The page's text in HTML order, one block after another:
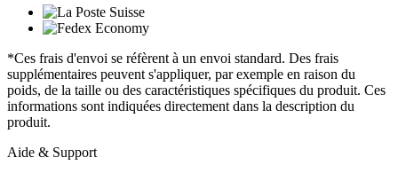
*Ces frais d'envoi se réfèrent à un envoi standard. Des frais
supplémentaires peuvent s'appliquer, par exemple en raison du
poids, de la taille ou des caractéristiques spécifiques du produit. Ces
informations sont indiquées directement dans la description du
produit.
Aide & Support